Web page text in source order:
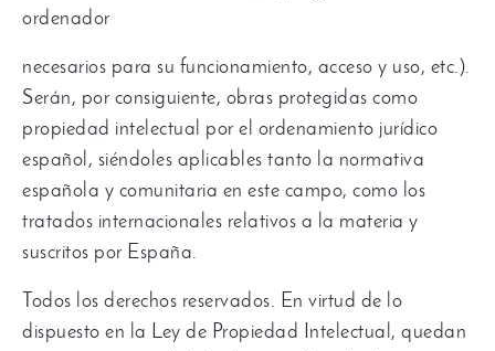
ordenador
necesarios para su funcionamiento, acceso y uso, etc.).
Serán, por consiguiente, obras protegidas como
propiedad intelectual por el ordenamiento jurídico
español, siéndoles aplicables tanto la normativa
española y comunitaria en este campo, como los
tratados internacionales relativos a la materia y
suscritos por España.
Todos los derechos reservados. En virtud de lo
dispuesto en la Ley de Propiedad Intelectual, quedan